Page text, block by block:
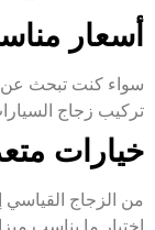
أسعار
سواء كنت تبحث عن
تركيب زجاج
خيارات
من الزجاج القياسي
اختيار ما يناسب